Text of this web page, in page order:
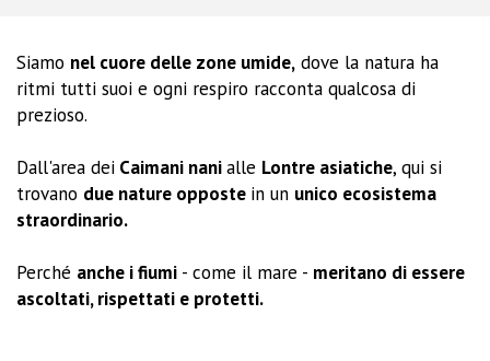
Siamo nel cuore delle zone umide, dove la natura ha
ritmi tutti suoi e ogni respiro racconta qualcosa di
prezioso.
Dall'area dei Caimani nanialle Lontre asiatiche, qui si
trovano due nature opposte in un unico ecosistema
straordinario.
Perché anche i fiumi - come il mare - meritano di essere
ascoltati, rispettati e protetti.